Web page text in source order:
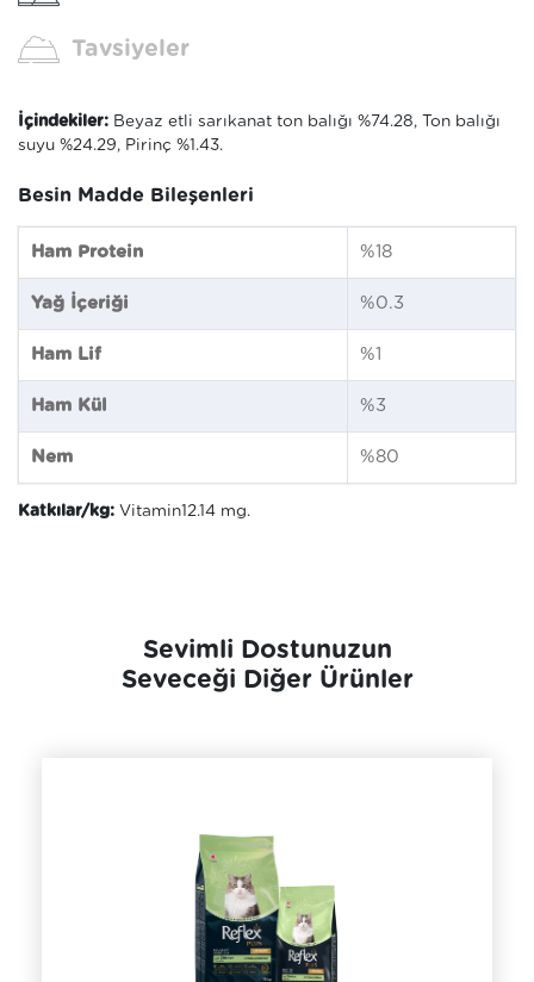
Tavsiyeler
İçindekiler: Beyaz etli sarıkanat ton balığı %74.28, Ton balığı
suyu %24.29, Pirinç %1.43.
Besin Madde Bileşenleri
Ham Protein %18
Yağ İçeriği %0.3
Ham Lif %1
Ham Kül %3
Nem %80
Katkılar/kg: Vitamin12.14 mg.
Sevimli Dostunuzun
Seveceği Diğer Ürünler